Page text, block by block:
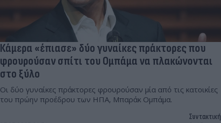
Κάμερα «έπιασε» δύο γυναίκες πράκτορες που
φρουρούσαν σπίτι του Ομπάμα να πλακώνονται
στο ξύλο
Οι δύο γυναίκες πράκτορες φρουρούσαν μία από τις κατοικίες
του πρώην προέδρου των ΗΠΑ, Μπαράκ Ομπάμα.
Συντακτική